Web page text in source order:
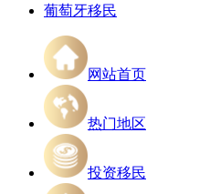
葡萄牙移民
网站首页
热门地区
投资移民